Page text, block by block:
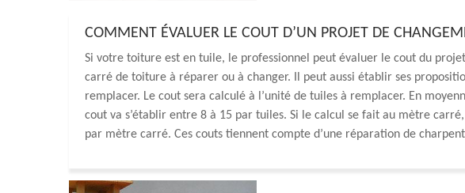
COMMENT ÉVALUER LE COUT D’UN PROJET DE
Si votre toiture est en tuile, le professionnel peut évaluer le cout du
carré de toiture à réparer ou à changer. Il peut aussi établir ses
remplacer. Le cout sera calculé à l’unité de tuiles à remplacer. En
cout va s’établir entre 8 à 15 par tuiles. Si le calcul se fait au mètre
par mètre carré. Ces couts tiennent compte d’une réparation de